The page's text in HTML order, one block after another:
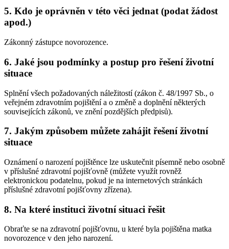
5. Kdo je oprávněn v této věci jednat (podat žádost
apod.)
Zákonný zástupce novorozence.
6. Jaké jsou podmínky a postup pro řešení životní
situace
Splnění všech požadovaných náležitostí (zákon č. 48/1997 Sb., o
veřejném zdravotním pojištění a o změně a doplnění některých
souvisejících zákonů, ve znění pozdějších předpisů).
7. Jakým způsobem můžete zahájit řešení životní
situace
Oznámení o narození pojištěnce lze uskutečnit písemně nebo osobně
v příslušné zdravotní pojišťovně (můžete využít rovněž
elektronickou podatelnu, pokud je na internetových stránkách
příslušné zdravotní pojišťovny zřízena).
8. Na které instituci životní situaci řešit
Obraťte se na zdravotní pojišťovnu, u které byla pojištěna matka
novorozence v den jeho narození.